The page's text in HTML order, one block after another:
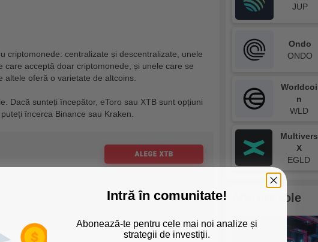
criptomonede: centralizate și descentralizate, unele
acceptă doar criptomonede, și unele care se
oferă o varietate de altcoins.
Dacă sunteți începător, eToro sau XTB sunt opțiuni
încerca Binance sau Kraken.
JUP
Ondo
ONDO
Worldcoi
n
WLD
Multivers
X
EGLD
Alte articole
Intră în comunitate!
Abonează-te pentru cele mai noi analize și
strategii de investiții.